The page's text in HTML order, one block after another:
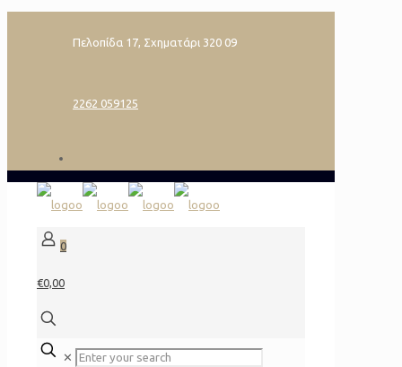
Πελοπίδα 17, Σχηματάρι 320 09
2262 059125
0
€0,00
✕